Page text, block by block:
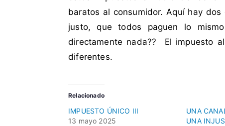
c
a
n
á
baratos al consumidor. Aquí hay
justo, que todos paguen lo
directamente nada?? El impuesto
diferentes.
Relacionado
IMPUESTO ÚNICO III
13 mayo 2025
UNA
UNA